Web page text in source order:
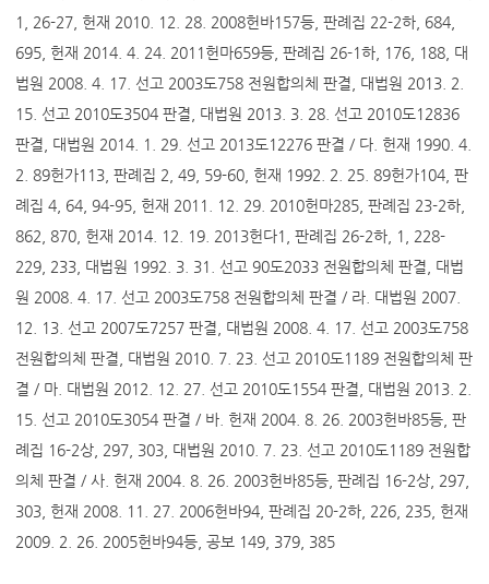
1, 26-27, 헌재 2010. 12. 28. 2008헌바157등, 판례집 22-2하, 684,
695, 헌재 2014. 4. 24. 2011헌마659등, 판례집 26-1하, 176, 188, 대
법원 2008. 4. 17. 선고 2003도758 전원합의체 판결, 대법원 2013. 2.
15. 선고 2010도3504 판결, 대법원 2013. 3. 28. 선고 2010도12836
판결, 대법원 2014. 1. 29. 선고 2013도12276 판결 / 다. 헌재 1990. 4.
2. 89헌가113, 판례집 2, 49, 59-60, 헌재 1992. 2. 25. 89헌가104, 판
례집 4, 64, 94-95, 헌재 2011. 12. 29. 2010헌마285, 판례집 23-2하,
862, 870, 헌재 2014. 12. 19. 2013헌다1, 판례집 26-2하, 1, 228-
229, 233, 대법원 1992. 3. 31. 선고 90도2033 전원합의체 판결, 대법
원 2008. 4. 17. 선고 2003도758 전원합의체 판결 / 라. 대법원 2007.
12. 13. 선고 2007도7257 판결, 대법원 2008. 4. 17. 선고 2003도758
전원합의체 판결, 대법원 2010. 7. 23. 선고 2010도1189 전원합의체 판
결 / 마. 대법원 2012. 12. 27. 선고 2010도1554 판결, 대법원 2013. 2.
15. 선고 2010도3054 판결 / 바. 헌재 2004. 8. 26. 2003헌바85등, 판
례집 16-2상, 297, 303, 대법원 2010. 7. 23. 선고 2010도1189 전원합
의체 판결 / 사. 헌재 2004. 8. 26. 2003헌바85등, 판례집 16-2상, 297,
303, 헌재 2008. 11. 27. 2006헌바94, 판례집 20-2하, 226, 235, 헌재
2009. 2. 26. 2005헌바94등, 공보 149, 379, 385